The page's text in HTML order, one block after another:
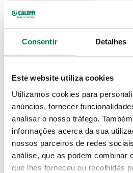
Consentir Detalhes
Este website utiliza cookies
Utilizamos cookies para
anúncios, fornecer
analisar o nosso tráfego.
informações acerca da sua
nossos parceiros de redes
análise, que as podem combinar
que lhes forneceu ou recolhidas
DESCRIÇÃO DO
DADOS TÉCNICOS
Acabamento:cromado
DESENHOS E